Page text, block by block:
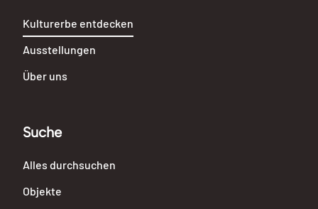
Kulturerbe entdecken
Ausstellungen
Über uns
Suche
Alles durchsuchen
Objekte